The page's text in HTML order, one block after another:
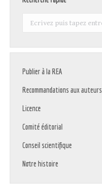
Recherche
Publier à la REA
Recommandations aux auteurs
Licence
Comité éditorial
Conseil scientifique
Notre histoire